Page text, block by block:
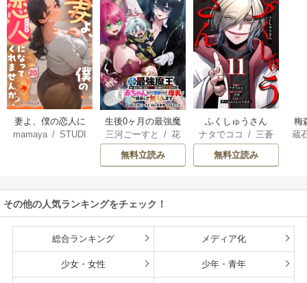
妻よ、僕の恋人に
なってくれません
mamaya /STUDI
生後0ヶ月の最強魔
王 食べるだけ強
くなるチート能力
持ち転生者だけど
雄たちの母乳で成
長して無双します
三河ごーすと /花
房雪/マップ
無料立読み
ふくしゅうさん
ナタでココ / 三蒼
核/チームふくし
ゅうさん
無料立読み
梅
蔵
その他の人気ランキングをチェック！
総合ランキング メディア化
少女・女性 少年・青年